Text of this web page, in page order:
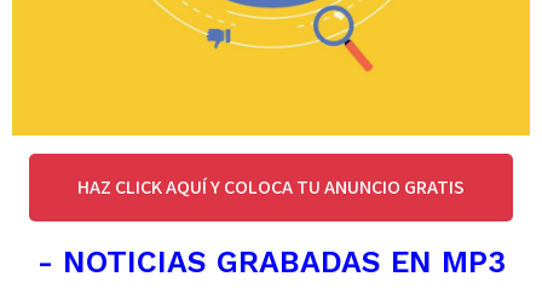
HAZ CLICK AQUÍ Y COLOCA TU ANUNCIO GRATIS
- NOTICIAS GRABADAS EN MP3